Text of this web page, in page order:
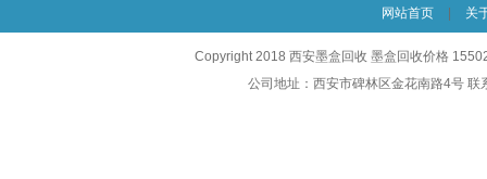
网站首页 关
Copyright 2018 西安墨盒回收 墨盒回收价格
公司地址：西安市碑林区金花南路4号